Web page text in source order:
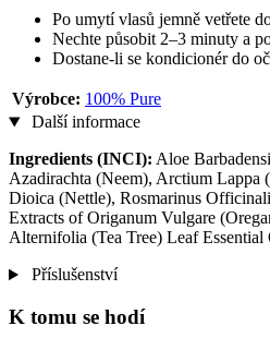
Po umytí vlasů jemně vetřete
Nechte působit 2–3 minuty a
Dostane‑li se kondicionér do
Výrobce: 100% Pure
Další informace
Ingredients (INCI): Aloe
Azadirachta (Neem), Arctium Lappa
Dioica (Nettle), Rosmarinus
Extracts of Origanum Vulgare
Alternifolia (Tea Tree) Leaf Essential
Příslušenství
K tomu se hodí